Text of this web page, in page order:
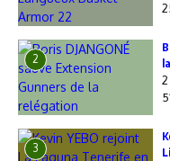
2
3